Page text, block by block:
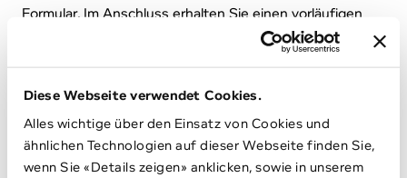
Diese Webseite verwendet Cookies.
Alles wichtige über den Einsatz von Cookies und
ähnlichen Technologien auf dieser Webseite finden Sie,
wenn Sie «Details zeigen» anklicken, sowie in unserem
Formular. Im Anschluss erhalten Sie einen vorläufigen
Kreditentscheid. Sollten in Ihrem Studium nur noch
wenige Plätze frei sein, können Sie sich schnell
Nötig sind auch
Passkopie